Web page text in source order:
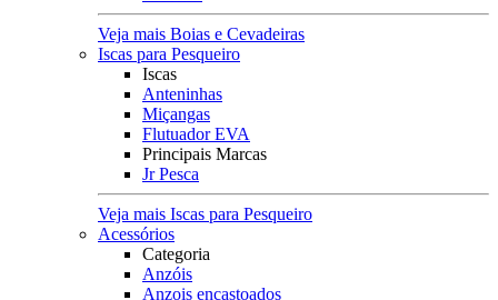
Veja mais Boias e Cevadeiras
Iscas para Pesqueiro
Iscas
Anteninhas
Miçangas
Flutuador EVA
Principais Marcas
Jr Pesca
Veja mais Iscas para Pesqueiro
Acessórios
Categoria
Anzóis
Anzois encastoados